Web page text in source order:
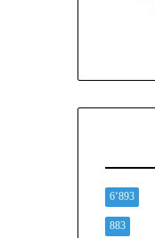
6٬893
883